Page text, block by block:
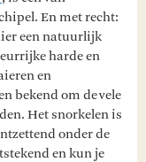
En met recht:
een natuurlijk
harde en
en
bekend om de vele
Het snorkelen is
onder de
en kun je